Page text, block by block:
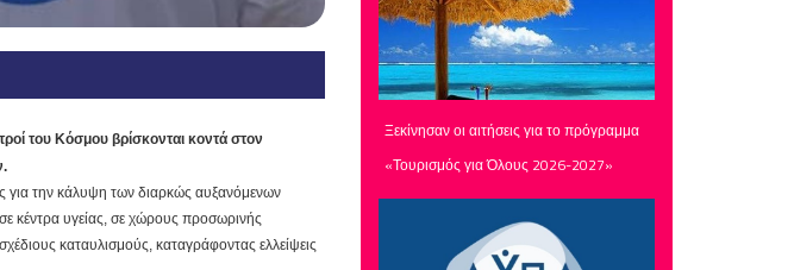
του Κόσμου βρίσκονται κοντά στον
για την κάλυψη των διαρκώς αυξανόμενων
κέντρα υγείας, σε χώρους προσωρινής
καταυλισμούς, καταγράφοντας ελλείψεις
Ξεκίνησαν οι αιτήσεις για το πρόγραμμα
«Τουρισμός για Όλους 2026-2027»